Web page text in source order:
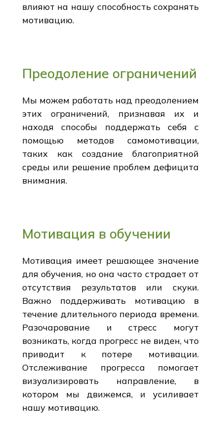
влияют на нашу способность сохранять
мотивацию.
Преодоление ограничений
Мы можем работать над преодолением
этих ограничений, признавая их и
находя способы поддержать себя с
помощью методов самомотивации,
таких как создание благоприятной
среды или решение проблем дефицита
внимания.
Мотивация в обучении
Мотивация имеет решающее значение
для обучения, но она часто страдает от
отсутствия результатов или скуки.
Важно поддерживать мотивацию в
течение длительного периода времени.
Разочарование и стресс могут
возникать, когда прогресс не виден, что
приводит к потере мотивации.
Отслеживание прогресса помогает
визуализировать направление, в
котором мы движемся, и усиливает
нашу мотивацию.